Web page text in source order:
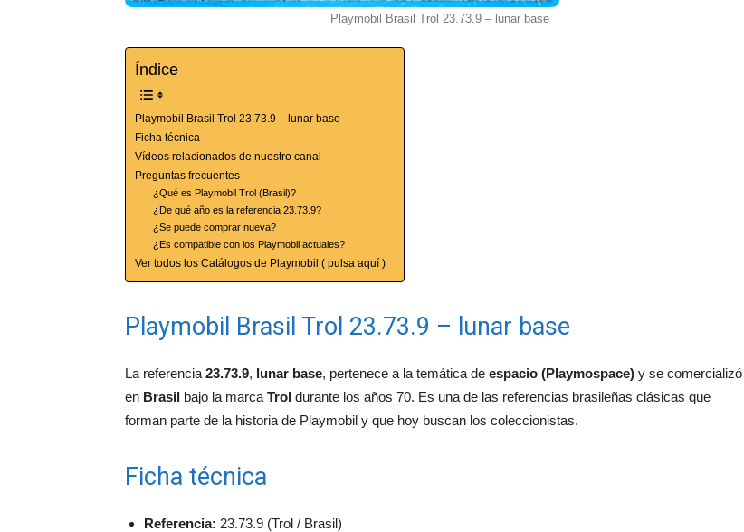
Playmobil Brasil Trol 23.73.9 – lunar base
Índice
Playmobil Brasil Trol 23.73.9 – lunar base
Ficha técnica
Vídeos relacionados de nuestro canal
Preguntas frecuentes
¿Qué es Playmobil Trol (Brasil)?
¿De qué año es la referencia 23.73.9?
¿Se puede comprar nueva?
¿Es compatible con los Playmobil actuales?
Ver todos los Catálogos de Playmobil ( pulsa aquí )
Playmobil Brasil Trol 23.73.9 – lunar base
La referencia 23.73.9, lunar base, pertenece a la temática de espacio (Playmospace) y se comercializó
en Brasil bajo la marca Trol durante los años 70. Es una de las referencias brasileñas clásicas que
forman parte de la historia de Playmobil y que hoy buscan los coleccionistas.
Ficha técnica
Referencia: 23.73.9 (Trol / Brasil)